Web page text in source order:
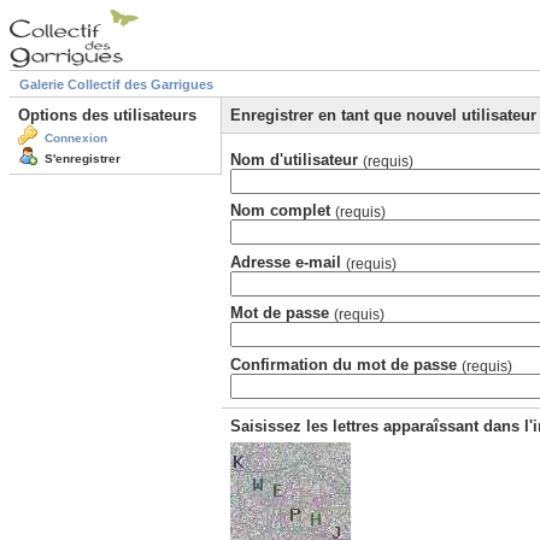
Galerie Collectif des Garrigues
Options des utilisateurs
Connexion
S'enregistrer
Enregistrer en tant que nouvel utilisateur
Nom d'utilisateur (requis)
Nom complet (requis)
Adresse e-mail (requis)
Mot de passe (requis)
Confirmation du mot de passe (requis)
Saisissez les lettres apparaîssant dans